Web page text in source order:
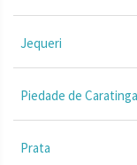
Jequeri
Piedade de Caratinga
Prata